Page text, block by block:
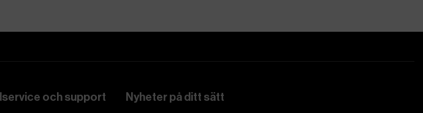
och support Nyheter på ditt sätt